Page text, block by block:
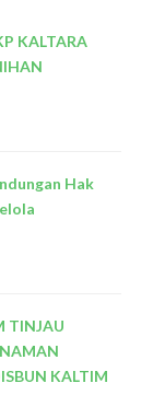
KALTARA
Hak
TINJAU
KALTIM